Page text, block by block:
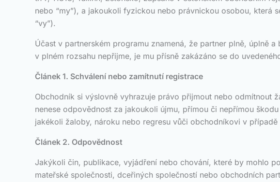
nebo “my”), a jakoukoli fyzickou nebo právnickou osobou, která
“vy”).
Účast v partnerském programu znamená, že partner plně, úplně
v plném rozsahu nepřijme, je mu přísně zakázáno se do
Článek 1. Schválení nebo zamítnutí registrace
Obchodník si výslovně vyhrazuje právo přijmout nebo odmítnout
nenese odpovědnost za jakoukoli újmu, přímou či nepřímou
jakékoli žaloby, nároku nebo regresu vůči obchodníkovi v
Článek 2. Odpovědnost
Jakýkoli čin, publikace, vyjádření nebo chování, které by mohlo
mateřské společnosti, dceřiných společností nebo obchodních